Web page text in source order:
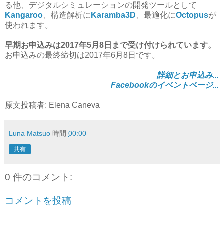
る他、デジタルシミュレーションの開発ツールとして
Kangaroo 、構造解析に Karamba3D 、最適化にOctopusが
使われます。
早期お申込みは2017年5月8日まで受け付けられています。
お申込みの最終締切は2017年6月8日です。
詳細とお申込み...
Facebookのイベントページ...
原文投稿者: Elena Caneva
Luna Matsuo 時間 00:00
共有
0 件のコメント:
コメントを投稿